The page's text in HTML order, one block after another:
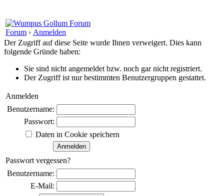
Forum › Anmelden
Der Zugriff auf diese Seite wurde Ihnen verweigert. Dies kann
folgende Gründe haben:
Sie sind nicht angemeldet bzw. noch gar nicht registriert.
Der Zugriff ist nur bestimmten Benutzergruppen gestattet.
Anmelden
Benutzername:
Passwort:
Daten in Cookie speichern
Passwort vergessen?
Benutzername:
E-Mail: